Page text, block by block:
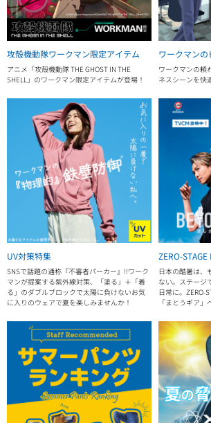
攻殻機動隊ワークマン限定アイテム
アニメ「攻殻機動隊 THE GHOST IN THE
SHELL」のワークマン限定アイテムが登場！
ワークマン
ワークマンの頼
ネスシーンを快
UV対策特集
SNSで話題の通称『不審者パーカー』!!ワーク
マンが提案する紫外線対策、「塗る」＋「着
る」のダブルブロックで太陽に負けないお気
に入りのウェアで夏を楽しみませんか！
ZERO-STAGE
日本の酷暑は、
ない。ステージ
日常に。ZERO-
「まとうギア」